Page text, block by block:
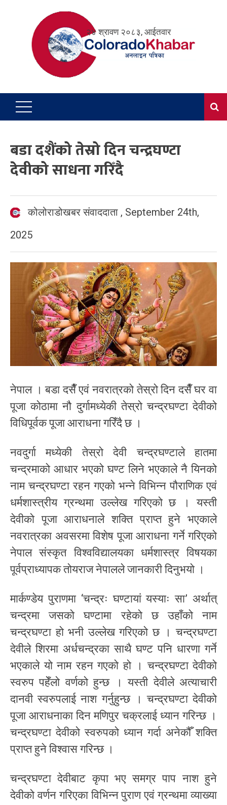
२४ श्रावण २०८३, आईतवार
बडा दशैंको तेस्रो दिन चन्द्रघण्टा
देवीको साधना गरिँदै
कोलोराडोखबर संवाददाता , September 24th,
2025
नेपाल । बडा दसैँ एवं नवरात्रको तेस्रो दिन दसैँ घर वा
पूजा कोठामा नौ दुर्गामध्येकी तेस्रो चन्द्रघण्टा देवीको
विधिपूर्वक पूजा आराधना गरिँदै छ ।
नवदुर्गा मध्येकी तेस्रो देवी चन्द्रघण्टाले हातमा
चन्द्रमाको आधार भएको घण्ट लिने भएकाले नै यिनको
नाम चन्द्रघण्टा रहन गएको भन्ने विभिन्न पौराणिक एवं
धर्मशास्त्रीय ग्रन्थमा उल्लेख गरिएको छ । यस्ती
देवीको पूजा आराधनाले शक्ति प्राप्त हुने भएकाले
नवरात्रका अवसरमा विशेष पूजा आराधना गर्ने गरिएको
नेपाल संस्कृत विश्वविद्यालयका धर्मशास्त्र विषयका
पूर्वप्राध्यापक तोयराज नेपालले जानकारी दिनुभयो ।
मार्कण्डेय पुराणमा ‘चन्द्रः घण्टायां यस्याः सा’ अर्थात्
चन्द्रमा जसको घण्टामा रहेको छ उहाँको नाम
चन्द्रघण्टा हो भनी उल्लेख गरिएको छ । चन्द्रघण्टा
देवीले शिरमा अर्धचन्द्रका साथै घण्ट पनि धारणा गर्ने
भएकाले यो नाम रहन गएको हो । चन्द्रघण्टा देवीको
स्वरुप पहेँलो वर्णको हुन्छ । यस्ती देवीले अत्याचारी
दानवी स्वरुपलाई नाश गर्नुहुन्छ । चन्द्रघण्टा देवीको
पूजा आराधनाका दिन मणिपुर चक्रलाई ध्यान गरिन्छ ।
चन्द्रघण्टा देवीको स्वरुपको ध्यान गर्दा अनेकौँ शक्ति
प्राप्त हुने विश्वास गरिन्छ ।
चन्द्रघण्टा देवीबाट कृपा भए समग्र पाप नाश हुने
देवीको वर्णन गरिएका विभिन्न पुराण एवं ग्रन्थमा व्याख्या